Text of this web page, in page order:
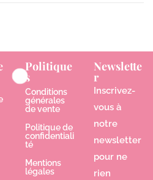
Politique
s
Conditions
générales
de vente
Politique de
confidentiali
té
Mentions
légales
Newslette
r
Inscrivez-
vous à
notre
newsletter
pour ne
rien